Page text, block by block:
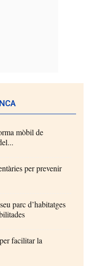
mòbil de
per prevenir
parc d’habitatges
facilitar la